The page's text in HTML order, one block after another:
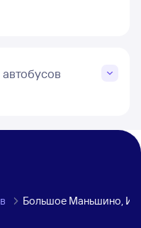
Большое Маньшино,